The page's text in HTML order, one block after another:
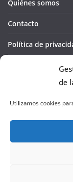
de
Utilizamos cookies
Quiénes somos
Contacto
Política de
Política de cookies